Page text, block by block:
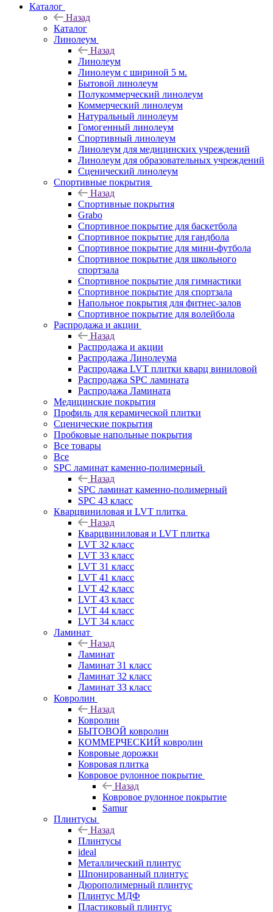
Каталог
Назад
Каталог
Линолеум
Назад
Линолеум
Линолеум с шириной 5 м.
Бытовой линолеум
Полукоммерческий линолеум
Коммерческий линолеум
Натуральный линолеум
Гомогенный линолеум
Спортивный линолеум
Линолеум для медицинских учреждений
Линолеум для образовательных учреждений
Сценический линолеум
Спортивные покрытия
Назад
Спортивные покрытия
Grabo
Спортивное покрытие для баскетбола
Спортивное покрытие для гандбола
Спортивное покрытие для мини-футбола
Спортивное покрытие для школьного
спортзала
Спортивное покрытие для гимнастики
Спортивное покрытие для спортзала
Напольное покрытия для фитнес-залов
Спортивное покрытие для волейбола
Распродажа и акции
Назад
Распродажа и акции
Распродажа Линолеума
Распродажа LVT плитки кварц виниловой
Распродажа SPC ламината
Распродажа Ламината
Медицинские покрытия
Профиль для керамической плитки
Сценические покрытия
Пробковые напольные покрытия
Все товары
Все
SPC ламинат каменно-полимерный
Назад
SPC ламинат каменно-полимерный
SPC 43 класс
Кварцвиниловая и LVT плитка
Назад
Кварцвиниловая и LVT плитка
LVT 32 класс
LVT 33 класс
LVT 31 класс
LVT 41 класс
LVT 42 класс
LVT 43 класс
LVT 44 класс
LVT 34 класс
Ламинат
Назад
Ламинат
Ламинат 31 класс
Ламинат 32 класс
Ламинат 33 класс
Ковролин
Назад
Ковролин
БЫТОВОЙ ковролин
КОММЕРЧЕСКИЙ ковролин
Ковровые дорожки
Ковровая плитка
Ковровое рулонное покрытие
Назад
Ковровое рулонное покрытие
Samur
Плинтусы
Назад
Плинтусы
ideal
Металлический плинтус
Шпонированный плинтус
Дюрополимерный плинтус
Плинтус МДФ
Пластиковый плинтус